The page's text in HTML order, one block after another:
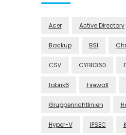
Acer Active Directory
Backup BSI
CSV CYBR360
fabrik6 Firewall
Gruppenrichtlinien
Hyper-V IPSEC